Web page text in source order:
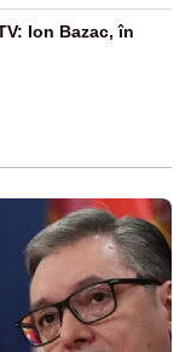
Ion Bazac, în